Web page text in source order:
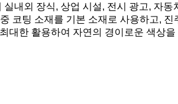
내외 장식, 상업 시설, 전시 광고, 자
코팅 소재를 기본 소재로 사용하고,
한 활용하여 자연의 경이로운 색상